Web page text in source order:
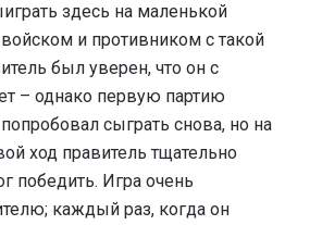
здесь на маленькой
и противником с такой
был уверен, что он с
– однако первую партию
сыграть снова, но на
ход правитель тщательно
победить. Игра очень
каждый раз, когда он